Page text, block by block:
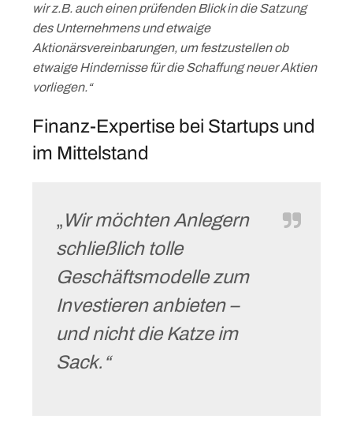
wir z.B. auch einen prüfenden Blick in die Satzung
des Unternehmens und etwaige
Aktionärsvereinbarungen, um festzustellen ob
etwaige Hindernisse für die Schaffung neuer Aktien
vorliegen.“
Finanz-Expertise bei Startups und
im Mittelstand
„Wir möchten Anlegern
schließlich tolle
Geschäftsmodelle zum
Investieren anbieten –
und nicht die Katze im
Sack.“